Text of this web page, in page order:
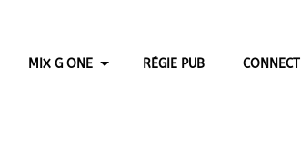
MIX G ONE RÉGIE PUB CONNECT